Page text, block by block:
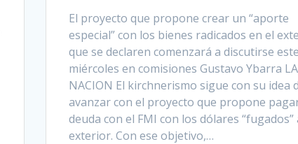
El proyecto que propone crear un “aporte
especial” con los bienes radicados en el
que se declaren comenzará a discutirse
miércoles en comisiones Gustavo Ybarra LA
NACION El kirchnerismo sigue con su idea
avanzar con el proyecto que propone
deuda con el FMI con los dólares “fugados”
exterior. Con ese objetivo,…